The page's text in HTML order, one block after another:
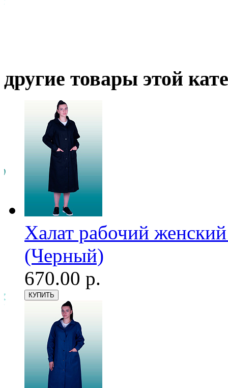
другие товары этой
Халат рабочий
(Черный)
670.00 р.